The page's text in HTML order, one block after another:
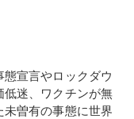
宣言やロックダウ
低迷、ワクチンが無
曽有の事態に世界